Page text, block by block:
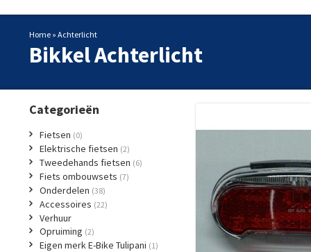
Home » Achterlicht
BikkelAchterlicht
Categorieën
Fietsen (0)
Elektrische fietsen (2)
Tweedehands fietsen (6)
Fiets ombouwsets (7)
Onderdelen (38)
Accessoires (22)
Verhuur
Opruiming (2)
Eigen merk E-Bike Tulipani (1)